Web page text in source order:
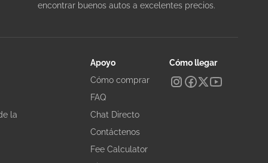
encontrar buenos autos a excelentes precios.
la
Apoyo
Cómo comprar
FAQ
Chat Directo
Contáctenos
Fee Calculator
Cómo llegar